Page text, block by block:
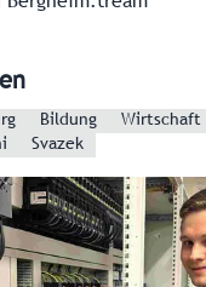
Bildung Wirtschaft
Svazek